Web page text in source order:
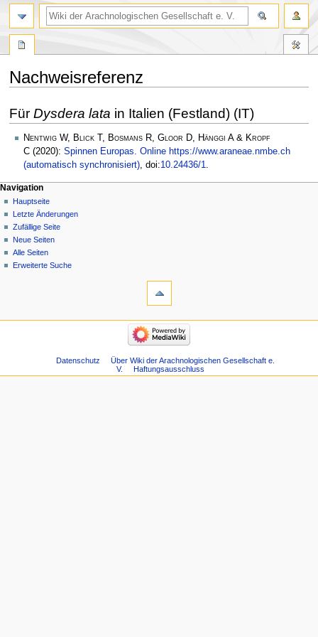
Nachweisreferenz
Navigation
springen
Suche
springen
Für Dysdera lata in Italien (Festland) (IT)
Nentwig W, Blick T, Bosmans R, Gloor D, Hänggi A & Kropf
C (2020): Spinnen Europas. Online https://www.araneae.nmbe.ch
(automatisch synchronisiert), doi:10.24436/1.
Navigation
Hauptseite
Letzte Änderungen
Zufällige Seite
Neue Seiten
Alle Seiten
Erweiterte Suche
Datenschutz
Über Wiki der Arachnologischen Gesellschaft e.
V.
Haftungsausschluss